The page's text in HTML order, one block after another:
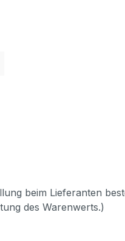
beim Lieferanten
des Warenwerts.)